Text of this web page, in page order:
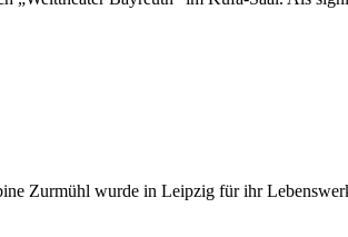
Zur­mühl wur­de in Leip­zig für ihr